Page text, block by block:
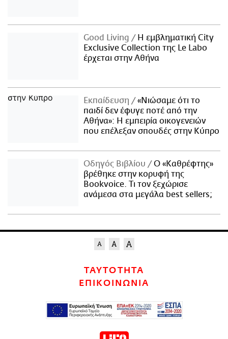
Good Living
Η εμβληματική City
Exclusive Collection της Le Labo
έρχεται στην Αθήνα
Εκπαίδευση
«Νιώσαμε ότι το
παιδί δεν έφυγε ποτέ από την
Αθήνα»: Η εμπειρία οικογενειών
που επέλεξαν σπουδές στην Κύπρο
Οδηγός Βιβλίου
Ο «Καθρέφτης»
βρέθηκε στην κορυφή της
Bookvoice. Τι τον ξεχώρισε
ανάμεσα στα μεγάλα best sellers;
ΤΑΥΤΟΤΗΤΑ
ΕΠΙΚΟΙΝΩΝΙΑ